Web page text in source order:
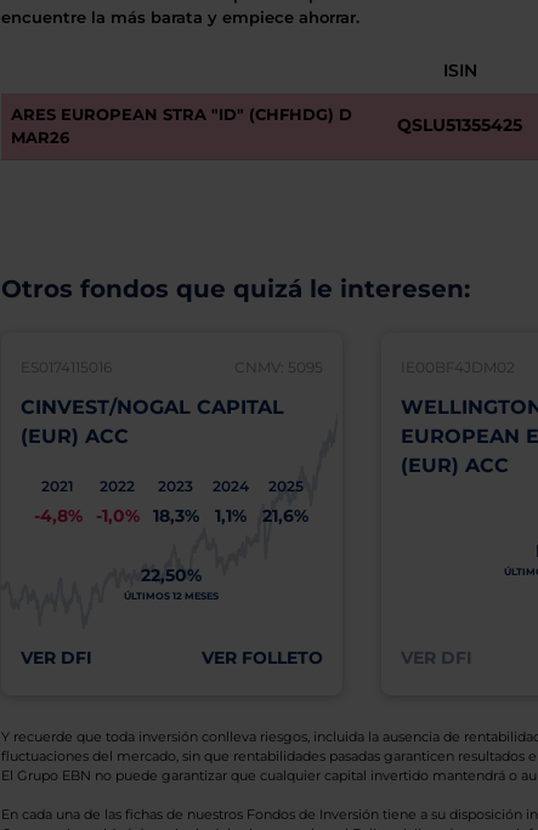
encuentre la más barata y empiece ahorrar.
ISIN
ARES EUROPEAN STRA "ID" (CHFHDG) D
MAR26
QSLU51355425
Otros fondos que quizá le interesen:
ES0174115016 CNMV: 5095
CINVEST/NOGAL CAPITAL
(EUR) ACC
2021
-4,8%
2022
-1,0%
2023
18,3%
2024
1,1%
2025
21,6%
22,50%
ÚLTIMOS 12 MESES
VER DFI VER FOLLETO
IE00BF4JDM02
EUROPEAN
(EUR) ACC
VER DFI
Y recuerde que toda inversión conlleva riesgos, incluida la ausencia de
fluctuaciones del mercado, sin que rentabilidades pasadas garanticen
El Grupo EBN no puede garantizar que cualquier capital invertido mantendrá o
En cada una de las fichas de nuestros Fondos de Inversión tiene a su